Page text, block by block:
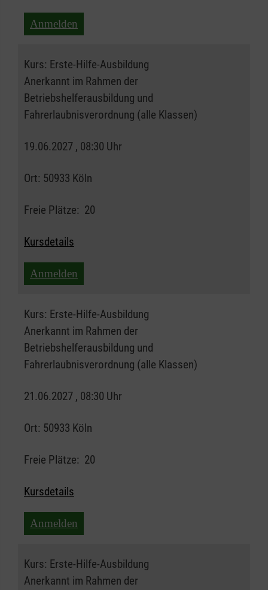
Anmelden
Kurs: Erste-Hilfe-Ausbildung
Anerkannt im Rahmen der
Betriebshelferausbildung und
Fahrerlaubnisverordnung (alle Klassen)
19.06.2027 , 08:30 Uhr
Ort: 50933 Köln
Freie Plätze: 20
Kursdetails
Anmelden
Kurs: Erste-Hilfe-Ausbildung
Anerkannt im Rahmen der
Betriebshelferausbildung und
Fahrerlaubnisverordnung (alle Klassen)
21.06.2027 , 08:30 Uhr
Ort: 50933 Köln
Freie Plätze: 20
Kursdetails
Anmelden
Kurs: Erste-Hilfe-Ausbildung
Anerkannt im Rahmen der